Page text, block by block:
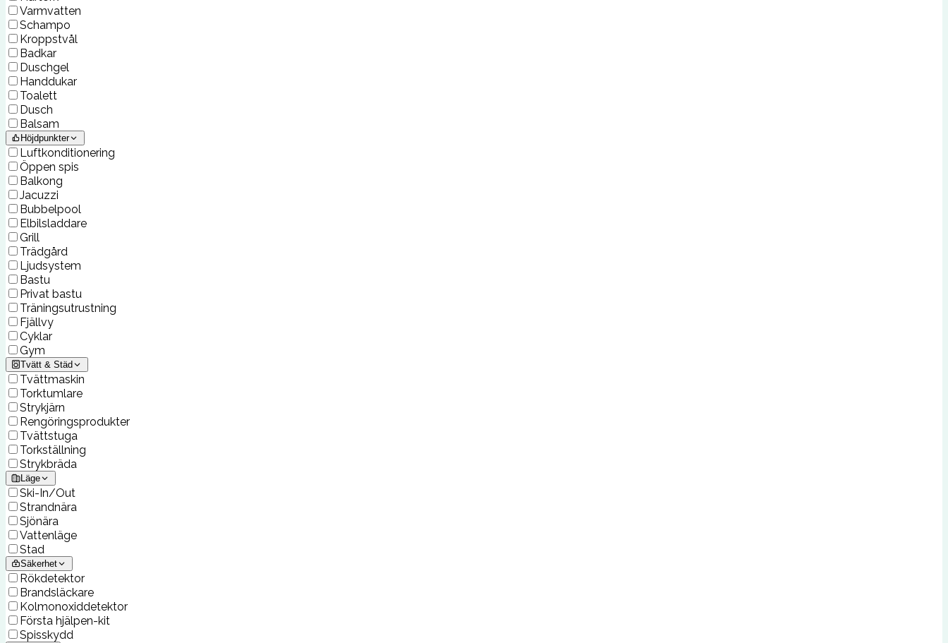
Varmvatten
Schampo
Kroppstvål
Badkar
Duschgel
Handdukar
Toalett
Dusch
Balsam
Höjdpunkter
Luftkonditionering
Öppen spis
Balkong
Jacuzzi
Bubbelpool
Elbilsladdare
Grill
Trädgård
Ljudsystem
Bastu
Privat bastu
Träningsutrustning
Fjällvy
Cyklar
Gym
Tvätt & Städ
Tvättmaskin
Torktumlare
Strykjärn
Rengöringsprodukter
Tvättstuga
Torkställning
Strykbräda
Läge
Ski-In/Out
Strandnära
Sjönära
Vattenläge
Stad
Säkerhet
Rökdetektor
Brandsläckare
Kolmonoxiddetektor
Första hjälpen-kit
Spisskydd